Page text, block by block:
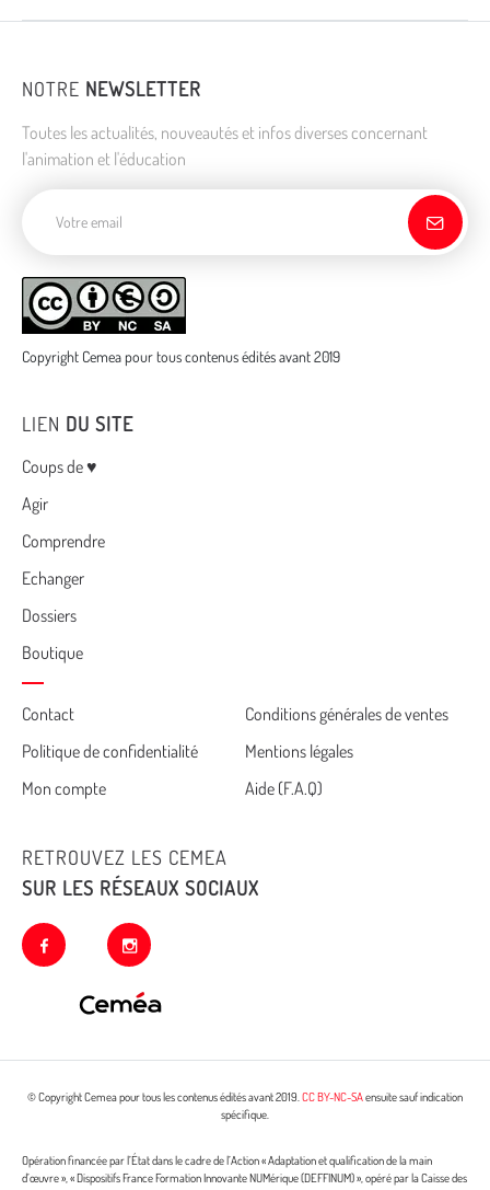
NOTRE NEWSLETTER
Toutes les actualités, nouveautés et infos diverses concernant
l'animation et l'éducation
Copyright Cemea pour tous contenus édités avant 2019
LIEN DU SITE
Menu
Coups de ♥
Agir
Comprendre
Echanger
Dossiers
Boutique
Cemea
footer
Contact
Conditions générales de ventes
Politique de confidentialité
Mentions légales
Mon compte
Aide (F.A.Q)
RETROUVEZ LES CEMEA
SUR LES RÉSEAUX SOCIAUX
facebook instagram
© Copyright Cemea pour tous les contenus édités avant 2019.CC BY-NC-SAensuite sauf indication
spécifique.
Opération financée par l’État dans le cadre de l’Action « Adaptation et qualification de la main
d’œuvre », « Dispositifs France Formation Innovante NUMérique (DEFFINUM) », opéré par la Caisse des